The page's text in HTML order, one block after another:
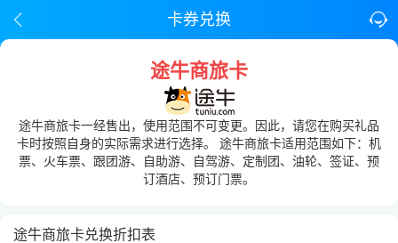
卡券兑换
途牛商旅卡
途牛商旅卡一经售出，使用范围不可变更。因此，请您在购买礼品
卡时按照自身的实际需求进行选择。 途牛商旅卡适用范围如下：机
票、火车票、跟团游、自助游、自驾游、定制团、油轮、签证、预
订酒店、预订门票。
途牛商旅卡兑换折扣表